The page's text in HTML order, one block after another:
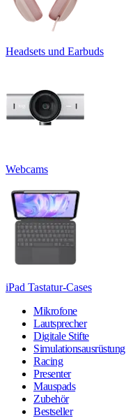
Headsets und Earbuds
Webcams
iPad Tastatur-Cases
Mikrofone
Lautsprecher
Digitale Stifte
Simulationsausrüstung
Racing
Presenter
Mauspads
Zubehör
Bestseller